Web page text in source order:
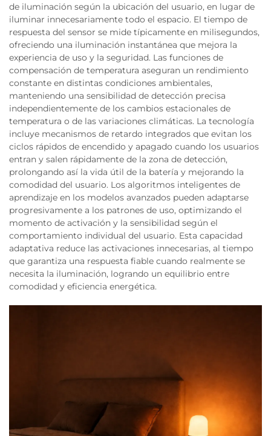
de iluminación según la ubicación del usuario, en lugar de
iluminar innecesariamente todo el espacio. El tiempo de
respuesta del sensor se mide típicamente en milisegundos,
ofreciendo una iluminación instantánea que mejora la
experiencia de uso y la seguridad. Las funciones de
compensación de temperatura aseguran un rendimiento
constante en distintas condiciones ambientales,
manteniendo una sensibilidad de detección precisa
independientemente de los cambios estacionales de
temperatura o de las variaciones climáticas. La tecnología
incluye mecanismos de retardo integrados que evitan los
ciclos rápidos de encendido y apagado cuando los usuarios
entran y salen rápidamente de la zona de detección,
prolongando así la vida útil de la batería y mejorando la
comodidad del usuario. Los algoritmos inteligentes de
aprendizaje en los modelos avanzados pueden adaptarse
progresivamente a los patrones de uso, optimizando el
momento de activación y la sensibilidad según el
comportamiento individual del usuario. Esta capacidad
adaptativa reduce las activaciones innecesarias, al tiempo
que garantiza una respuesta fiable cuando realmente se
necesita la iluminación, logrando un equilibrio entre
comodidad y eficiencia energética.